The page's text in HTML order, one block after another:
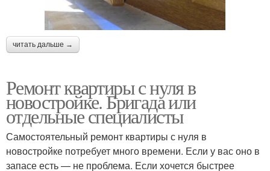
читать дальше →
Ремонт квартиры с нуля в
новостройке. Бригада или
отдельные специалисты
Самостоятельный ремонт квартиры с нуля в
новостройке потребует много времени. Если у вас оно в
запасе есть — не проблема. Если хочется быстрее